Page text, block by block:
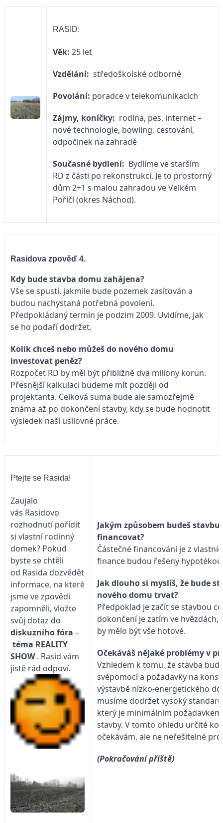
RASID:
Věk: 25 let
Vzdělání: středoškolské odborné
Povolání: poradce v telekomunikacích
Zájmy, koníčky: rodina, pes, internet –
nové technologie, bowling, cestování,
odpočinek na zahradě
Současné bydlení: Bydlíme ve starším
RD z části po rekonstrukci. Je to prostorný
dům 2+1 s malou zahradou ve Velkém
Poříčí (okres Náchod).
Rasidova zpověď 4.
Kdy bude stavba domu zahájena?
Vše se spustí, jakmile bude pozemek zasíťován a
budou nachystaná potřebná povolení.
Předpokládaný termín je podzim 2009. Uvidíme, jak
se ho podaří dodržet.
Kolik chceš nebo můžeš do nového domu
investovat peněz?
Rozpočet RD by měl být přibližně dva miliony korun.
Přesnější kalkulaci budeme mít později od
projektanta. Celková suma bude ale samozřejmě
známa až po dokončení stavby, kdy se bude hodnotit
výsledek naší usilovné práce.
Ptejte se Rasida!
Zaujalo
vás Rasidovo
rozhodnutí pořídit
si vlastní rodinný
domek? Pokud
byste se chtěli
od Rasida dozvědět
informace, na které
jsme ve zpovědi
zapomněli, vložte
svůj dotaz do
diskuzního fóra –
téma REALITY
SHOW. Rasid vám
jistě rád odpoví.
Jakým způsobem budeš
financovat?
Částečné financování je z
finance budou řešeny
Jak dlouho si myslíš, že bude
nového domu trvat?
Předpoklad je začít se stavbou
dokončení je zatím ve hvězdách,
by mělo být vše hotové.
Očekáváš nějaké problémy v
Vzhledem k tomu, že stavba
svépomocí a požadavky na
výstavbě nízko-energetického
musíme dodržet vysoký
který je minimálním
stavby. V tomto ohledu určité
očekávám, ale ne neřešitelné
(Pokračování příště)